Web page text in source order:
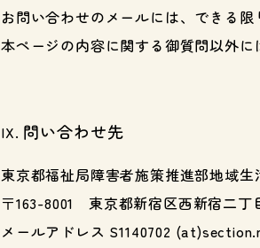
お問い合わせのメールには、できる
本ページの内容に関する御質問以外
問い合わせ先
東京都福祉局障害者施策推進部地域生
〒163-8001 東京都新宿区西新宿
メールアドレス S1140702